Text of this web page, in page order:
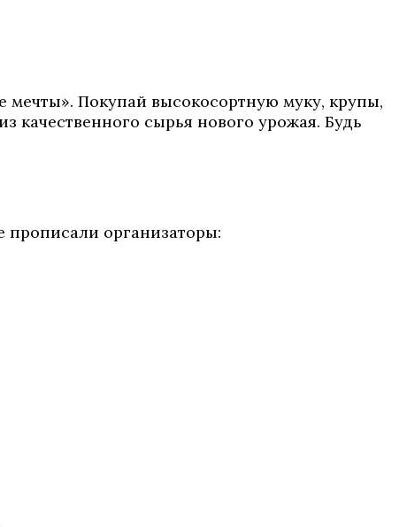
мечты». Покупай высокосортную муку, крупы,
качественного сырья нового урожая. Будь
прописали организаторы: